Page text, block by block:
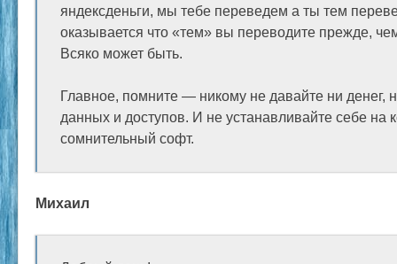
яндексденьги, мы тебе переведем а ты тем
оказывается что «тем» вы переводите прежде,
Всяко может быть.
Главное, помните — никому не давайте ни денег,
данных и доступов. И не устанавливайте себе на
сомнительный софт.
Михаил